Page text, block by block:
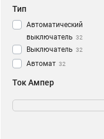
Тип
Автоматический
выключатель 32
Выключатель 32
Автомат 32
Ток Ампер
80А 8
63А 8